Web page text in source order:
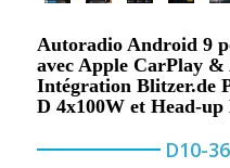
Autoradio Android 9
avec Apple CarPlay
Intégration Blitzer.de
D 4x100W et Head-up
D10-